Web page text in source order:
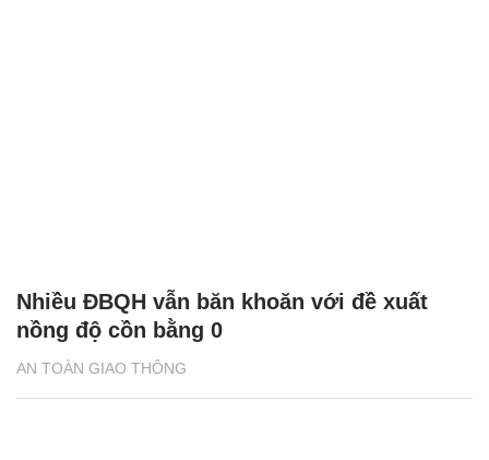
AN TOÀN GIAO THÔNG
Nhiều ĐBQH vẫn băn khoăn với đề xuất
nồng độ cồn bằng 0